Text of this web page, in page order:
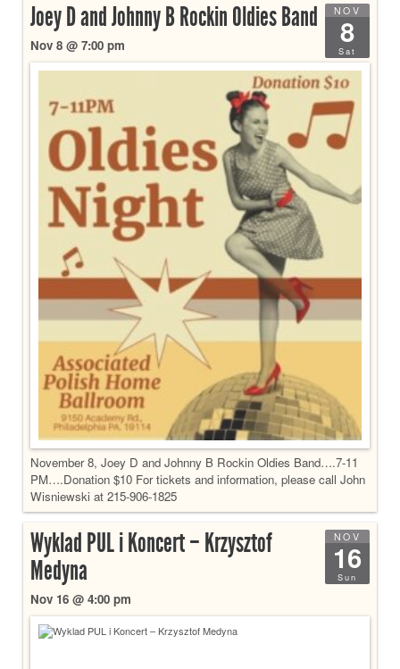
NOV
8
Sat
Joey D and Johnny B Rockin Oldies Band
Nov 8 @ 7:00 pm
November 8, Joey D and Johnny B Rockin Oldies Band….7-11
PM….Donation $10 For tickets and information, please call John
Wisniewski at 215-906-1825
NOV
16
Sun
Wyklad PUL i Koncert – Krzysztof
Medyna
Nov 16 @ 4:00 pm